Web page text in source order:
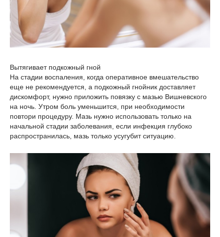
Вытягивает подкожный гной
На стадии воспаления, когда оперативное вмешательство
еще не рекомендуется, а подкожный гнойник доставляет
дискомфорт, нужно приложить повязку с мазью Вишневского
на ночь. Утром боль уменьшится, при необходимости
повтори процедуру. Мазь нужно использовать только на
начальной стадии заболевания, если инфекция глубоко
распространилась, мазь только усугубит ситуацию.